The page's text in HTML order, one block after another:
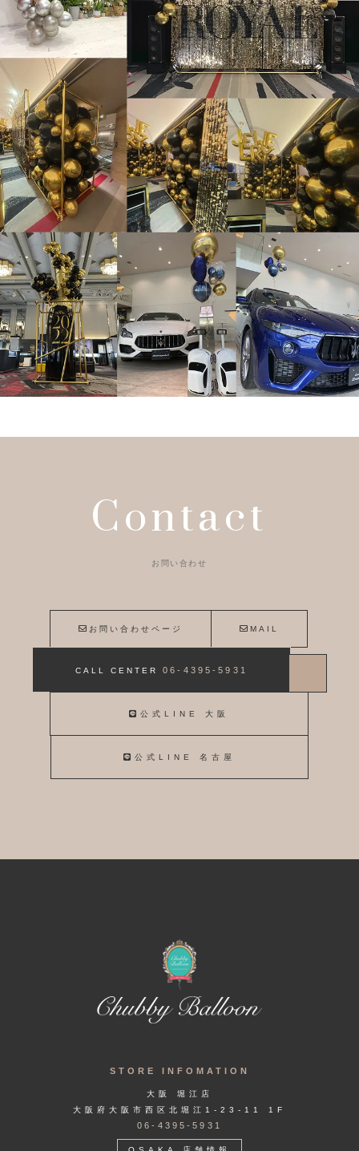
Contact
お問い合わせ
お問い合わせページ MAIL
CALL CENTER06-4395-5931
公式LINE 大阪
公式LINE 名古屋
STORE INFOMATION
大阪 堀江店
大阪府大阪市西区北堀江1-23-11 1F
06-4395-5931